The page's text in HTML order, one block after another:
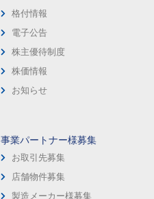
格付情報
電子公告
株主優待制度
株価情報
お知らせ
事業パートナー様募集
お取引先募集
店舗物件募集
製造メーカー様募集